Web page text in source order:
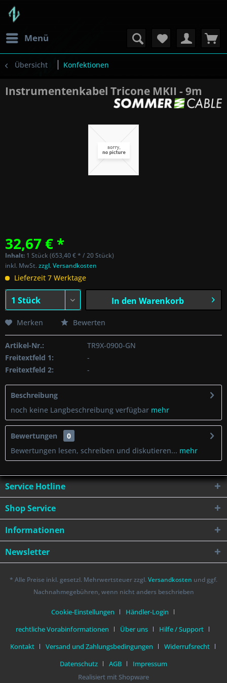
Menü
Übersicht Konfektionen
Instrumentenkabel Tricone MKII - 9m
32,67 € *
Inhalt: 1 Stück (653,40 € * / 20 Stück)
inkl. MwSt.zzgl. Versandkosten
Lieferzeit 7 Werktage
In den Warenkorb
Merken Bewerten
Artikel-Nr.:
TR9X-0900-GN
Freitextfeld 1:
-
Freitextfeld 2:
-
Beschreibung
noch keine Langbeschreibung verfügbar mehr
Bewertungen
0
Bewertungen lesen, schreiben und diskutieren... mehr
Service Hotline
Shop Service
Informationen
Newsletter
* Alle Preise inkl. gesetzl. Mehrwertsteuer zzgl. Versandkosten und ggf.
Nachnahmegebühren, wenn nicht anders beschrieben
Cookie-Einstellungen
Händler-Login
rechtliche Vorabinformationen
Über uns
Hilfe / Support
Kontakt
Versand und Zahlungsbedingungen
Widerrufsrecht
Datenschutz
AGB
Impressum
Realisiert mit Shopware